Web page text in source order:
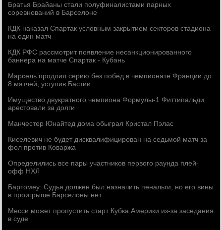
Братья Брайаны стали полуфиналистами парных
соревнований в Барселоне
КДК наказал Спартак условным закрытием секторов стадиона
на один матч
КДК РФС рассмотрит появление несанкционированного
баннера на матче Спартак - Кубань
Марсель продлил серию без побед в чемпионате Франции до
8 матчей, уступив Бастии
Имущество двукратного чемпиона Формулы-1 Фиттипальди
арестовали за долги
Манчестер Юнайтед дома обыграл Кристал Пэлас
Киселевич не будет дисквалифицирован на седьмой матч за
фол против Коваржа
Определились все пары участников первого раунда плей-
офф НХЛ
Бартомеу: Судья должен был назначить пенальти, но его вины
в проигрыше Барселоны нет
Месси может пропустить старт Кубка Америки из-за заседания
в суде